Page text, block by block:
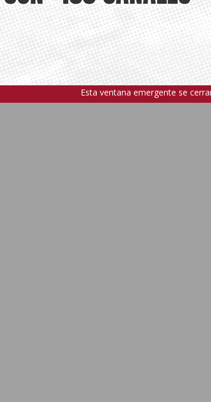
Esta ventana emergente se